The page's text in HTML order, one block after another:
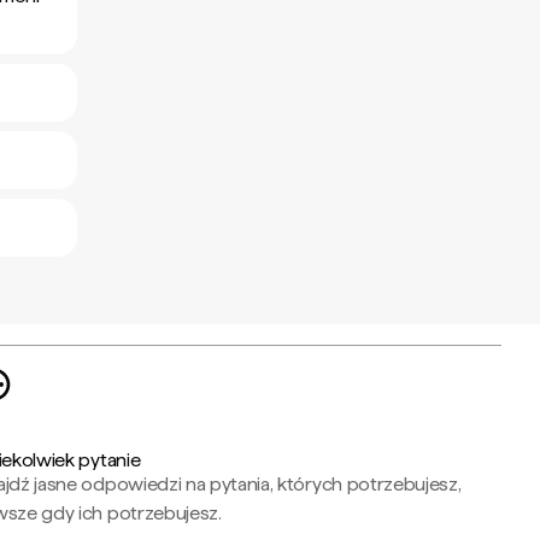
pytanie
jasne odpowiedzi na pytania, których potrzebujesz,
gdy ich potrzebujesz.